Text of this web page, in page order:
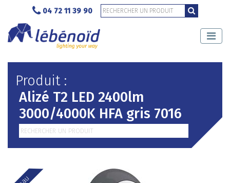
04 72 11 39 90
Produit :
Alizé T2 LED 2400lm
3000/4000K HFA gris 7016